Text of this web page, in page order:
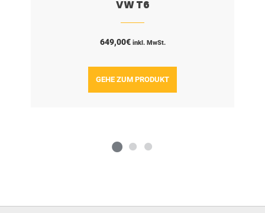
VW T6
649,00€ inkl. MwSt.
GEHE ZUM PRODUKT